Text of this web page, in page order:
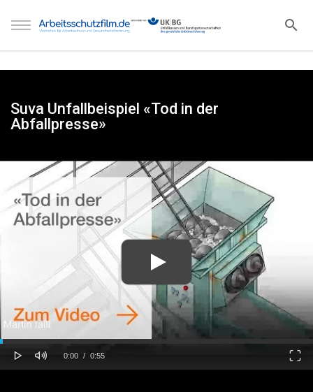
Suva Unfallbeispiel «Tod in der
Abfallpresse»
Current
0:00 / Duration
0:55